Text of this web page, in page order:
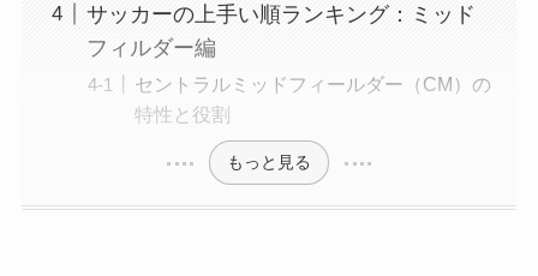
サッカーの上手い順ランキング：ミッド
フィルダー編
セントラルミッドフィールダー（CM）の
特性と役割
もっと見る